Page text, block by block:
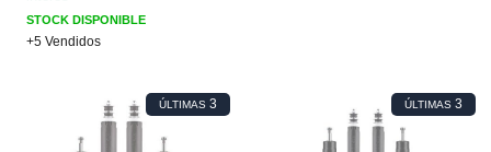
STOCK DISPONIBLE
+5 Vendidos
ÚLTIMAS 3 ÚLTIMAS 3